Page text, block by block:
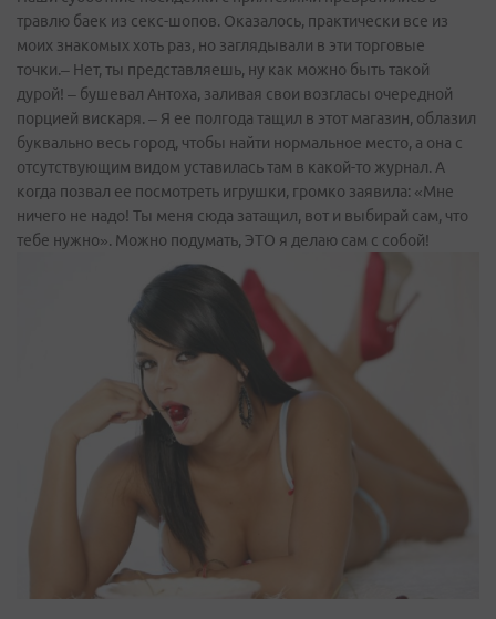
травлю баек из секс-шопов. Оказалось, практически все из
моих знакомых хоть раз, но заглядывали в эти торговые
точки.– Нет, ты представляешь, ну как можно быть такой
дурой! – бушевал Антоха, заливая свои возгласы очередной
порцией вискаря. – Я ее полгода тащил в этот магазин, облазил
буквально весь город, чтобы найти нормальное место, а она с
отсутствующим видом уставилась там в какой-то журнал. А
когда позвал ее посмотреть игрушки, громко заявила: «Мне
ничего не надо! Ты меня сюда затащил, вот и выбирай сам, что
тебе нужно». Можно подумать, ЭТО я делаю сам с собой!